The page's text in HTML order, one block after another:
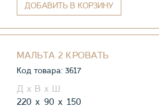
ДОБАВИТЬ В КОРЗИНУ
МАЛЬТА 2 КРОВАТЬ
Код товара: 3617
220 90 150